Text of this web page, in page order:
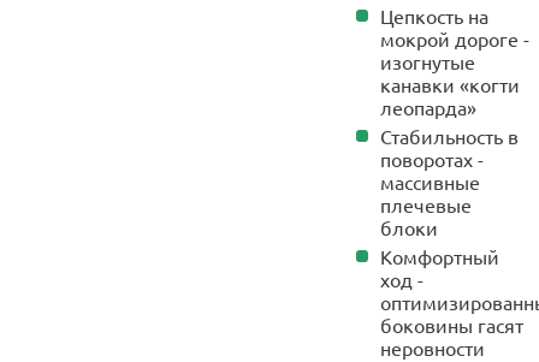
Цепкость на
мокрой дороге -
изогнутые
канавки «когти
леопарда»
Стабильность в
поворотах -
массивные
плечевые
блоки
Комфортный
ход -
боковины гасят
неровности